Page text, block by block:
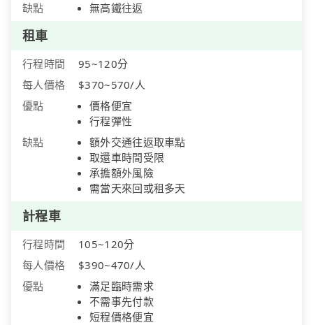
缺點
無高鐵往返
租車
行程時間
95~120分
每人價格
$370~570/人
優點
價格便宜
行程彈性
缺點
額外交通往返取車點
取還車時間受限
承擔額外風險
需當天來回或租多天
計程車
行程時間
105~120分
每人價格
$390~470/人
優點
滿足臨時需求
不需事先付款
短程價格便宜